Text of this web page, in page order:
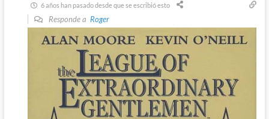
6 años han pasado desde que se escribió esto
Responde a Roger